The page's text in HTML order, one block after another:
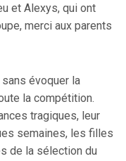
et Alexys, qui ont
merci aux parents
évoquer la
la compétition.
tragiques, leur
semaines, les filles
de la sélection du